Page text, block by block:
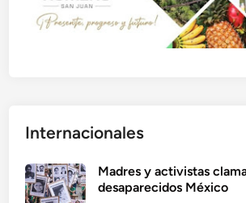
Internacionales
Madres y activistas
desaparecidos México